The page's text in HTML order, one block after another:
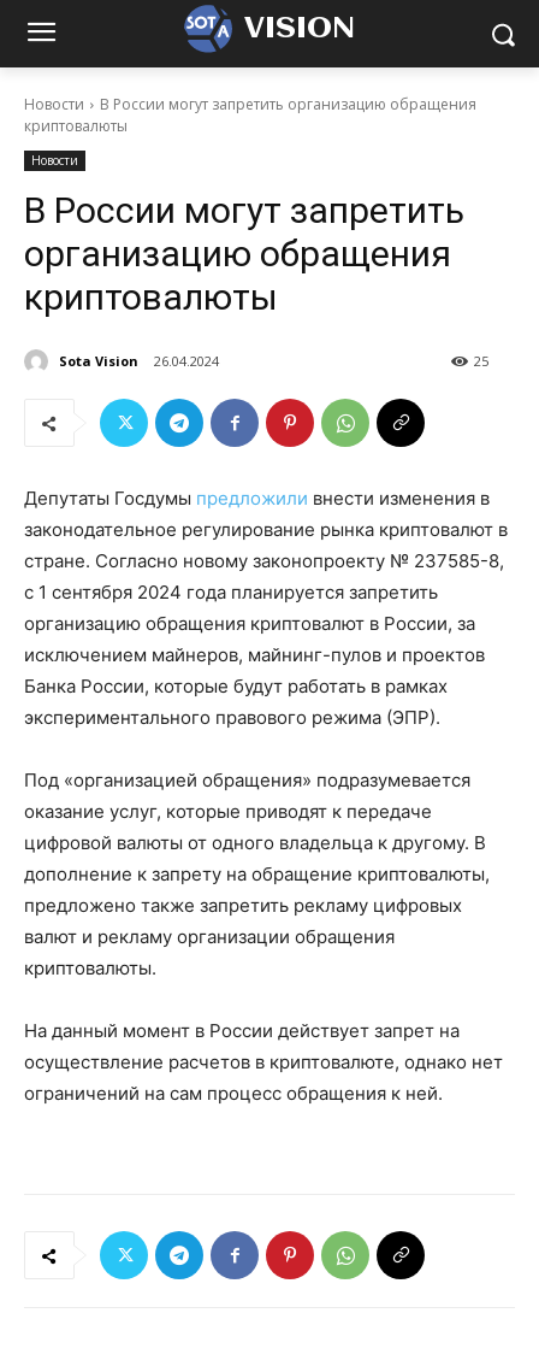
VISION
Новости
В России могут запретить организацию обращения
криптовалюты
Новости
В России могут запретить
организацию обращения
криптовалюты
Sota Vision 26.04.2024 25
Депутаты Госдумы предложили внести изменения в
законодательное регулирование рынка криптовалют в
стране. Согласно новому законопроекту № 237585-8,
с 1 сентября 2024 года планируется запретить
организацию обращения криптовалют в России, за
исключением майнеров, майнинг-пулов и проектов
Банка России, которые будут работать в рамках
экспериментального правового режима (ЭПР).
Под «организацией обращения» подразумевается
оказание услуг, которые приводят к передаче
цифровой валюты от одного владельца к другому. В
дополнение к запрету на обращение криптовалюты,
предложено также запретить рекламу цифровых
валют и рекламу организации обращения
криптовалюты.
На данный момент в России действует запрет на
осуществление расчетов в криптовалюте, однако нет
ограничений на сам процесс обращения к ней.